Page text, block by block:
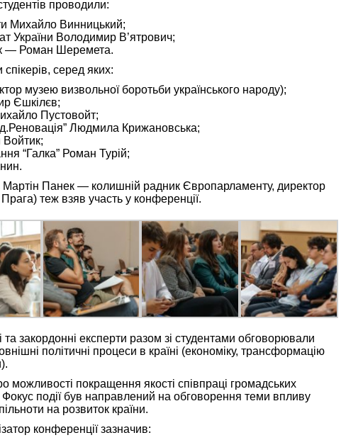
проводили:
Михайло Винницький;
України Володимир В’ятрович;
— Роман Шеремета.
серед яких:
музею визвольної боротьби українського народу);
Єшкілєв;
Пустовойт;
Людмила Крижановська;
Войтик;
“Галка” Роман Турій;
Мартін Панек — колишній радник Європарламенту, директор
Прага) теж взяв участь у конференції.
та закордонні експерти разом зі студентами обговорювали
політичні процеси в країні (економіку, трансформацію
покращення якості співпраці громадських
Фокус події був направлений на обговорення теми впливу
на розвиток країни.
конференції зазначив: